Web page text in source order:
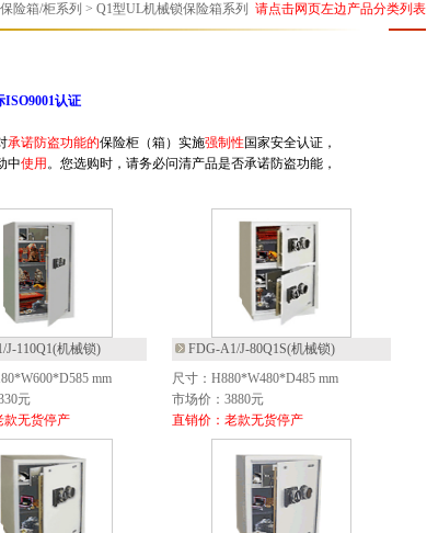
险箱/柜系列 > Q1型UL机械锁保险箱系列 请点击网页左边产品分类列表
认证
承诺防盗功能的保险柜（箱）实施强制性国家安全认证，
中使用 。您选购时，请务必问清产品是否承诺防盗功能，
J-110Q1(机械锁)
mm
元
款无货停产
FDG-A1/J-80Q1S(机械锁)
尺寸：H880*W480*D485 mm
市场价：3880元
直销价：老款无货停产